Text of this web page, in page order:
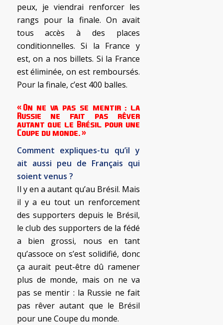
peux, je viendrai renforcer les
rangs pour la finale. On avait
tous accès à des places
conditionnelles. Si la France y
est, on a nos billets. Si la France
est éliminée, on est remboursés.
Pour la finale, c’est 400 balles.
« On ne va pas se mentir : la
Russie ne fait pas rêver
autant que le Brésil pour une
Coupe du monde. »
Comment expliques-tu qu’il y
ait aussi peu de Français qui
soient venus ?
Il y en a autant qu’au Brésil. Mais
il y a eu tout un renforcement
des supporters depuis le Brésil,
le club des supporters de la fédé
a bien grossi, nous en tant
qu’assoce on s’est solidifié, donc
ça aurait peut-être dû ramener
plus de monde, mais on ne va
pas se mentir : la Russie ne fait
pas rêver autant que le Brésil
pour une Coupe du monde.